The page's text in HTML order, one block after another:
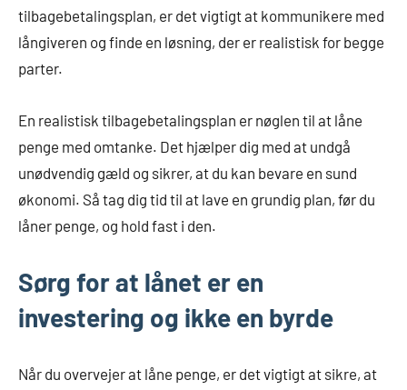
tilbagebetalingsplan, er det vigtigt at kommunikere med
långiveren og finde en løsning, der er realistisk for begge
parter.
En realistisk tilbagebetalingsplan er nøglen til at låne
penge med omtanke. Det hjælper dig med at undgå
unødvendig gæld og sikrer, at du kan bevare en sund
økonomi. Så tag dig tid til at lave en grundig plan, før du
låner penge, og hold fast i den.
Sørg for at lånet er en
investering og ikke en byrde
Når du overvejer at låne penge, er det vigtigt at sikre, at